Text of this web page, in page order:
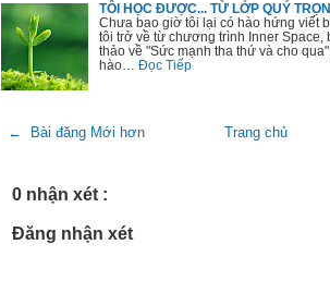
TÔI HỌC ĐƯỢC... TỪ LỚP QUÝ
Chưa bao giờ tôi lại có hào hứng viết
tôi trở về từ chương trình Inner Space,
thảo về "Sức mạnh tha thứ và cho
hào…
Đọc Tiếp
← Bài đăng Mới hơn Trang chủ
0 nhận xét :
Đăng nhận xét